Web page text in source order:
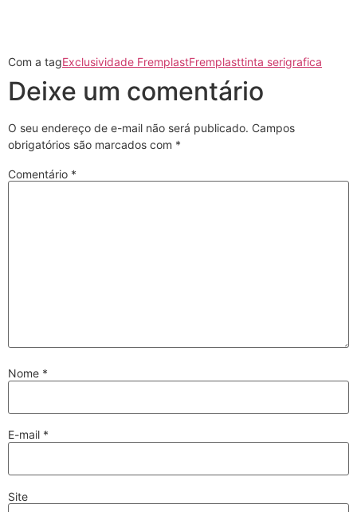
Com a tagExclusividade FremplastFremplasttinta serigrafica
Deixe um comentário
O seu endereço de e-mail não será publicado. Campos
obrigatórios são marcados com *
Comentário *
Nome *
E-mail *
Site